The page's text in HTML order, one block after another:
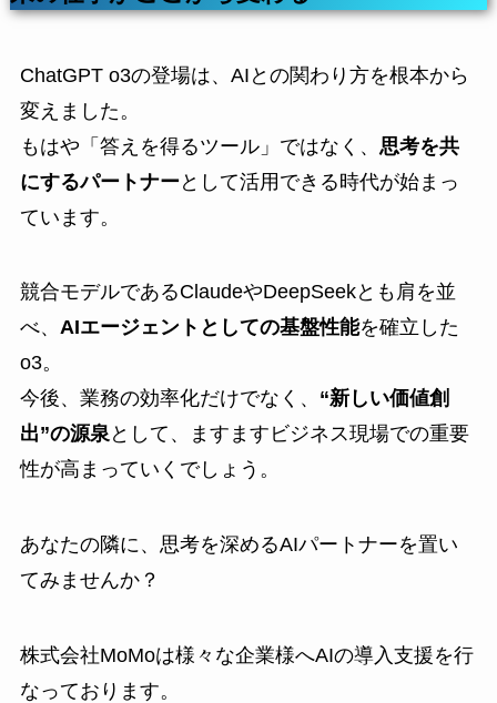
ChatGPT o3の登場は、AIとの関わり方を根本から
変えました。
もはや「答えを得るツール」ではなく、 思考を共
にするパートナーとして活用できる時代が始まっ
ています。
競合モデルであるClaudeやDeepSeekとも肩を並
べ、 AIエージェントとしての基盤性能を確立した
o3。
今後、業務の効率化だけでなく、 “新しい価値創
出”の源泉として、ますますビジネス現場での重要
性が高まっていくでしょう。
あなたの隣に、思考を深めるAIパートナーを置い
てみませんか？
株式会社MoMoは様々な企業様へAIの導入支援を行
なっております。